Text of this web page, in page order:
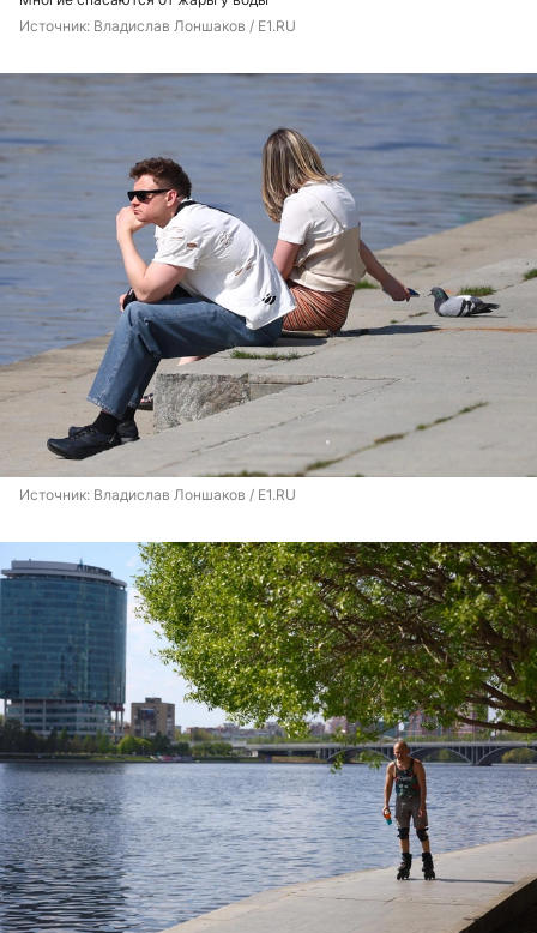
Источник: Владислав Лоншаков / E1.RU
Источник: Владислав Лоншаков / E1.RU